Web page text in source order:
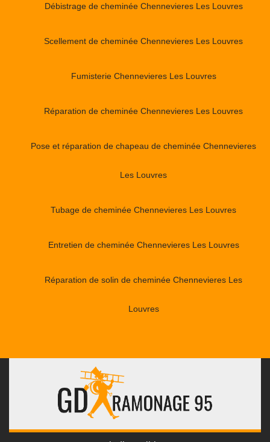
Débistrage de cheminée Chennevieres Les Louvres
Scellement de cheminée Chennevieres Les Louvres
Fumisterie Chennevieres Les Louvres
Réparation de cheminée Chennevieres Les Louvres
Pose et réparation de chapeau de cheminée Chennevieres
Les Louvres
Tubage de cheminée Chennevieres Les Louvres
Entretien de cheminée Chennevieres Les Louvres
Réparation de solin de cheminée Chennevieres Les
Louvres